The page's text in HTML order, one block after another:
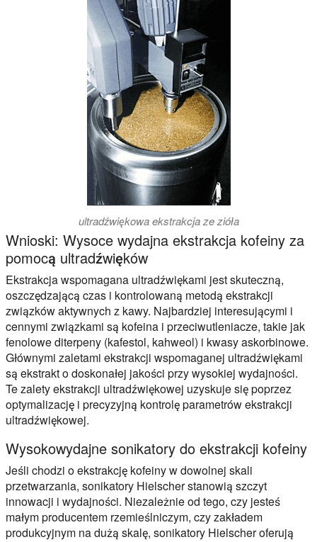
ultradźwiękowa ekstrakcja ze zióła
Wnioski: Wysoce wydajna ekstrakcja kofeiny za
pomocą ultradźwięków
Ekstrakcja wspomagana ultradźwiękami jest skuteczną,
oszczędzającą czas i kontrolowaną metodą ekstrakcji
związków aktywnych z kawy. Najbardziej interesującymi i
cennymi związkami są kofeina i przeciwutleniacze, takie jak
fenolowe diterpeny (kafestol, kahweol) i kwasy askorbinowe.
Głównymi zaletami ekstrakcji wspomaganej ultradźwiękami
są ekstrakt o doskonałej jakości przy wysokiej wydajności.
Te zalety ekstrakcji ultradźwiękowej uzyskuje się poprzez
optymalizację i precyzyjną kontrolę parametrów ekstrakcji
ultradźwiękowej.
Wysokowydajne sonikatory do ekstrakcji kofeiny
Jeśli chodzi o ekstrakcję kofeiny w dowolnej skali
przetwarzania, sonikatory Hielscher stanowią szczyt
innowacji i wydajności. Niezależnie od tego, czy jesteś
małym producentem rzemieślniczym, czy zakładem
produkcyjnym na dużą skalę, sonikatory Hielscher oferują